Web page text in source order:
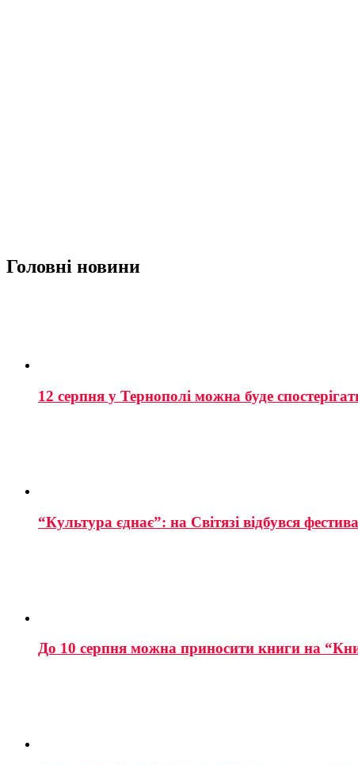
Головні новини
12 серпня у Тернополі можна буде
“Культура єднає”: на Світязі відбувся
До 10 серпня можна приносити книги на